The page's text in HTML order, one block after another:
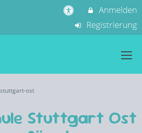
Anmelden
Registrierung
ost
Stuttgart Ost